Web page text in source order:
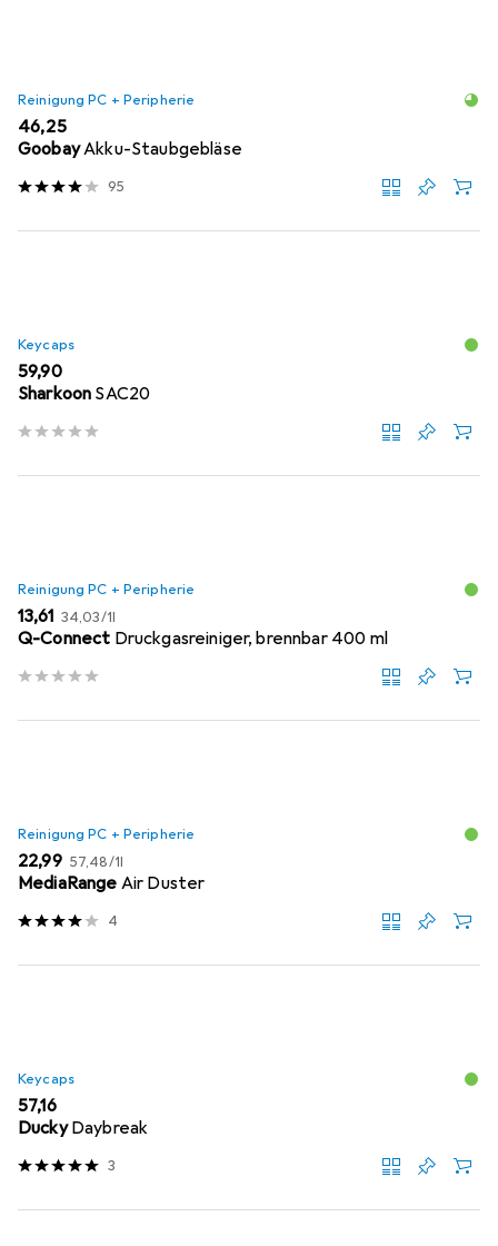
Reinigung PC + Peripherie
EUR
46,25
GoobayAkku-Staubgebläse
95
Keycaps
EUR
59,90
Sharkoon SAC20
Reinigung PC + Peripherie
EUR
13,61 EUR
34,03/1l
Q-Connect Druckgasreiniger, brennbar 400 ml
Reinigung PC + Peripherie
EUR
22,99 EUR
57,48/1l
MediaRange Air Duster
4
Keycaps
EUR
57,16
Ducky Daybreak
3